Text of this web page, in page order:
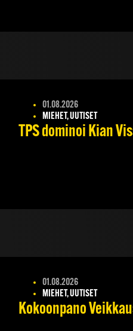
01.08.2026
MIEHET, UUTISET
TPS dominoi Kian
01.08.2026
MIEHET, UUTISET
Kokoonpano